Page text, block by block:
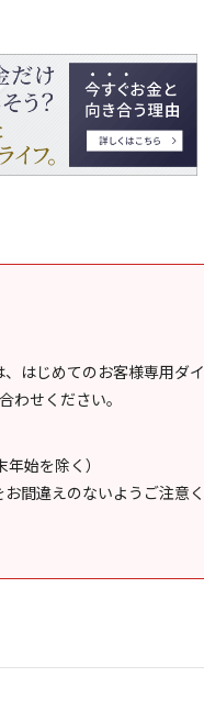
はじめてのお客様専用ダイ
わせください。
始を除く）
間違えのないようご注意く